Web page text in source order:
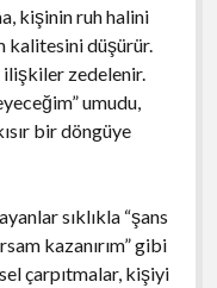
kişinin ruh halini
kalitesini düşürür.
ilişkiler zedelenir.
umudu,
bir döngüye
sıklıkla “şans
kazanırım” gibi
çarpıtmalar, kişiyi